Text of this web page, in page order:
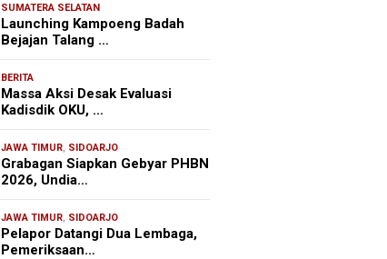
SUMATERA SELATAN
Launching Kampoeng Badah
Bejajan Talang …
BERITA
Massa Aksi Desak Evaluasi
Kadisdik OKU, …
JAWA TIMUR, SIDOARJO
Grabagan Siapkan Gebyar PHBN
2026, Undia…
JAWA TIMUR, SIDOARJO
Pelapor Datangi Dua Lembaga,
Pemeriksaan…